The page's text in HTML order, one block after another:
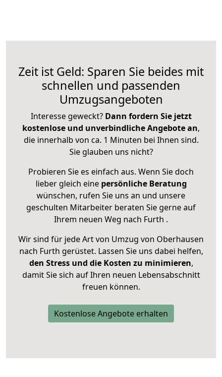
Zeit ist Geld: Sparen Sie beides mit
schnellen und passenden
Umzugsangeboten
Interesse geweckt? Dann fordern Sie jetzt
kostenlose und unverbindliche Angebote an,
die innerhalb von ca. 1 Minuten bei Ihnen sind.
Sie glauben uns nicht?
Probieren Sie es einfach aus. Wenn Sie doch
lieber gleich eine persönliche Beratung
wünschen, rufen Sie uns an und unsere
geschulten Mitarbeiter beraten Sie gerne auf
Ihrem neuen Weg nach Furth .
Wir sind für jede Art von Umzug von Oberhausen
nach Furth gerüstet. Lassen Sie uns dabei helfen,
den Stress und die Kosten zu minimieren,
damit Sie sich auf Ihren neuen Lebensabschnitt
freuen können.
Kostenlose Angebote erhalten